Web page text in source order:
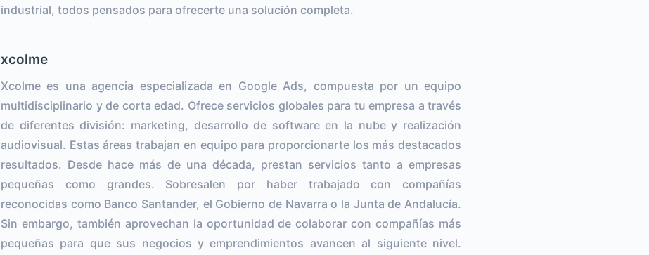
industrial, todos pensados para ofrecerte una solución completa.
xcolme
Xcolme es una agencia especializada en Google Ads, compuesta por un equipo
multidisciplinario y de corta edad. Ofrece servicios globales para tu empresa a través
de diferentes división: marketing, desarrollo de software en la nube y realización
audiovisual. Estas áreas trabajan en equipo para proporcionarte los más destacados
resultados. Desde hace más de una década, prestan servicios tanto a empresas
pequeñas como grandes. Sobresalen por haber trabajado con compañías
reconocidas como Banco Santander, el Gobierno de Navarra o la Junta de Andalucía.
Sin embargo, también aprovechan la oportunidad de colaborar con compañías más
pequeñas para que sus negocios y emprendimientos avancen al siguiente nivel.